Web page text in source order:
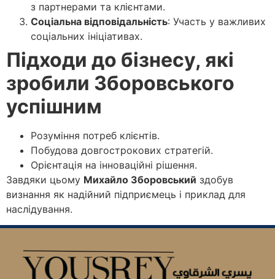
з партнерами та клієнтами.
Соціальна відповідальність: Участь у важливих
соціальних ініціативах.
Підходи до бізнесу, які
зробили Зборовського
успішним
Розуміння потреб клієнтів.
Побудова довгострокових стратегій.
Орієнтація на інноваційні рішення.
Завдяки цьому Михайло Зборовський здобув
визнання як надійний підприємець і приклад для
наслідування.